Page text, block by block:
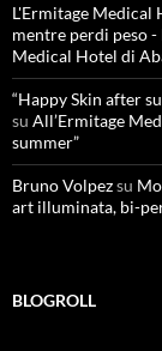
L'Ermitage Medical
mentre perdi peso
Medical Hotel di
“Happy Skin after
su All’Ermitage
summer”
Bruno Volpezsu
art illuminata, bi-
BLOGROLL